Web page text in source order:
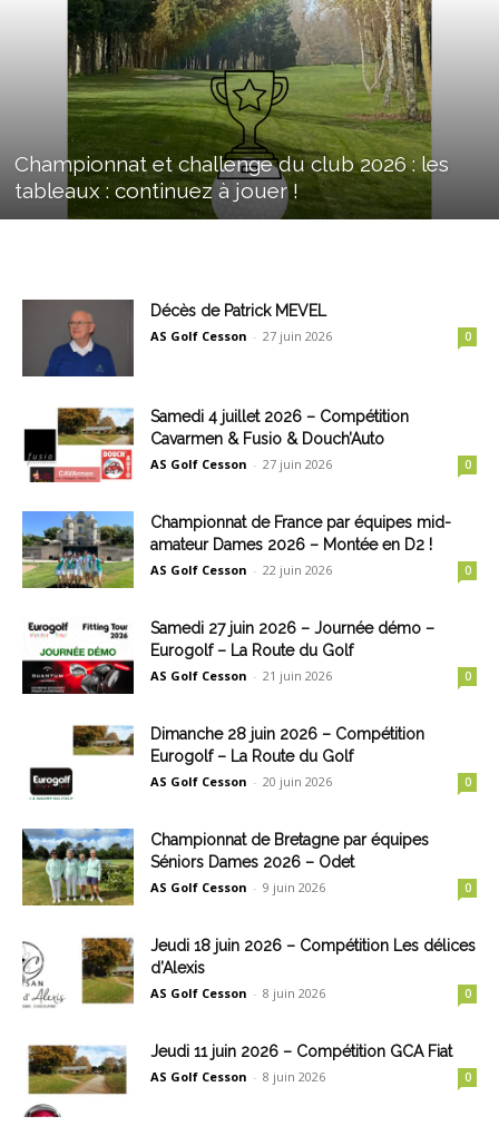
Championnat et challenge du club 2026 : les
tableaux : continuez à jouer !
Décès de Patrick MEVEL
AS Golf Cesson - 27 juin 2026 0
Samedi 4 juillet 2026 – Compétition
Cavarmen & Fusio & Douch’Auto
AS Golf Cesson - 27 juin 2026 0
Championnat de France par équipes mid-
amateur Dames 2026 – Montée en D2 !
AS Golf Cesson - 22 juin 2026 0
Samedi 27 juin 2026 – Journée démo –
Eurogolf – La Route du Golf
AS Golf Cesson - 21 juin 2026 0
Dimanche 28 juin 2026 – Compétition
Eurogolf – La Route du Golf
AS Golf Cesson - 20 juin 2026 0
Championnat de Bretagne par équipes
Séniors Dames 2026 – Odet
AS Golf Cesson - 9 juin 2026 0
Jeudi 18 juin 2026 – Compétition Les délices
d’Alexis
AS Golf Cesson - 8 juin 2026 0
Jeudi 11 juin 2026 – Compétition GCA Fiat
AS Golf Cesson - 8 juin 2026 0